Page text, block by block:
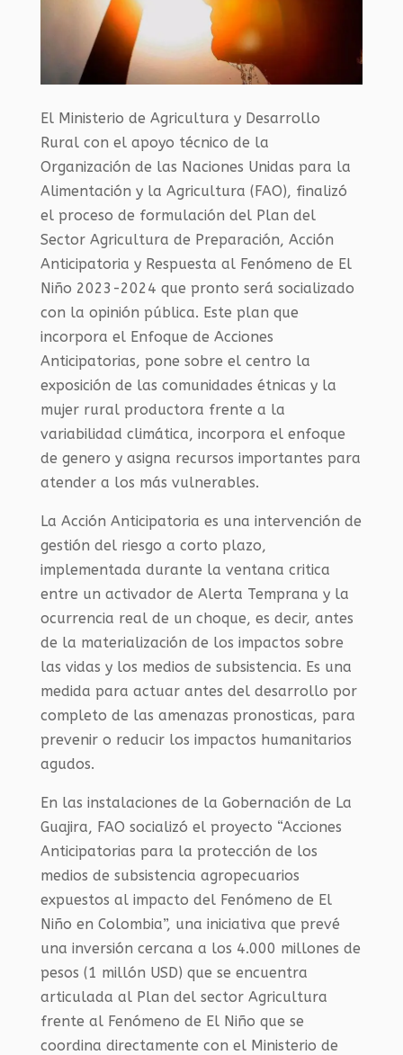
El Ministerio de Agricultura y Desarrollo
Rural con el apoyo técnico de la
Organización de las Naciones Unidas para la
Alimentación y la Agricultura (FAO), finalizó
el proceso de formulación del Plan del
Sector Agricultura de Preparación, Acción
Anticipatoria y Respuesta al Fenómeno de El
Niño 2023-2024 que pronto será socializado
con la opinión pública. Este plan que
incorpora el Enfoque de Acciones
Anticipatorias, pone sobre el centro la
exposición de las comunidades étnicas y la
mujer rural productora frente a la
variabilidad climática, incorpora el enfoque
de genero y asigna recursos importantes para
atender a los más vulnerables.
La Acción Anticipatoria es una intervención de
gestión del riesgo a corto plazo,
implementada durante la ventana critica
entre un activador de Alerta Temprana y la
ocurrencia real de un choque, es decir, antes
de la materialización de los impactos sobre
las vidas y los medios de subsistencia. Es una
medida para actuar antes del desarrollo por
completo de las amenazas pronosticas, para
prevenir o reducir los impactos humanitarios
agudos.
En las instalaciones de la Gobernación de La
Guajira, FAO socializó el proyecto “Acciones
Anticipatorias para la protección de los
medios de subsistencia agropecuarios
expuestos al impacto del Fenómeno de El
Niño en Colombia”, una iniciativa que prevé
una inversión cercana a los 4.000 millones de
pesos (1 millón USD) que se encuentra
articulada al Plan del sector Agricultura
frente al Fenómeno de El Niño que se
coordina directamente con el Ministerio de